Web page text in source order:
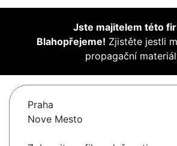
Jste majitelem této
Blahopřejeme! Zjistěte jestli
propagační
Praha
Nove Mesto